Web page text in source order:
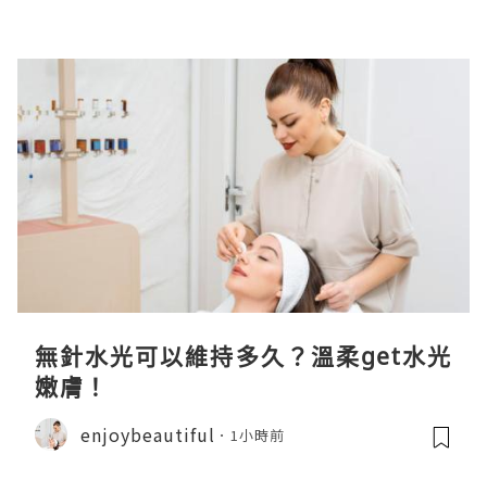
無針水光可以維持多久？溫柔get水光
嫩膚！
enjoybeautiful 1小時前